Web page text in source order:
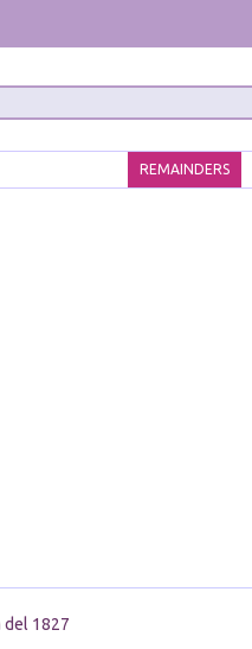
REMAINDERS
del 1827